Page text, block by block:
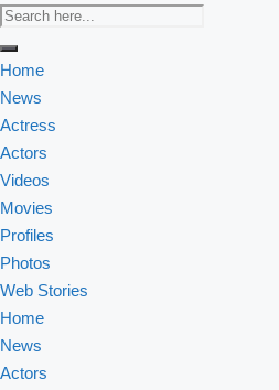
Home
News
Actress
Actors
Videos
Movies
Profiles
Photos
Web Stories
Home
News
Actors